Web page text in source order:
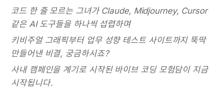
코드 한 줄 모르는 그녀가 Claude, Midjourney, Cursor
같은 AI 도구들을 하나씩 섭렵하며
키비주얼 그래픽부터 업무 성향 테스트 사이트까지 뚝딱
만들어낸 비결, 궁금하시죠?
사내 캠페인을 계기로 시작된 바이브 코딩 모험담이 지금
시작됩니다.